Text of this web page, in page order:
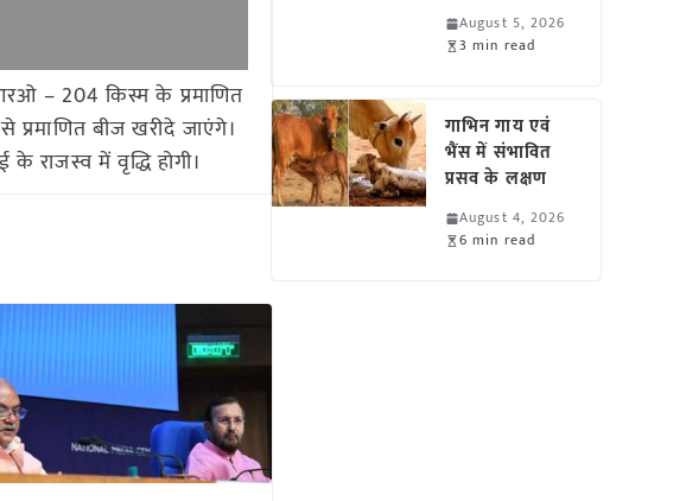
– 204 किस्म के प्रमाणित
प्रमाणित बीज खरीदे जाएंगे।
राजस्व में वृद्धि होगी।
August 5, 2026
3 min read
गाभिन गाय एवं
भैंस में संभावित
प्रसव के लक्षण
August 4, 2026
6 min read